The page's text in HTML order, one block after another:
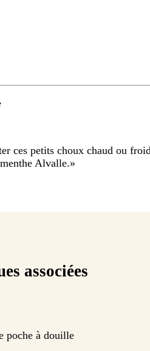
ces petits choux chaud ou
Alvalle.»
associées
poche à douille